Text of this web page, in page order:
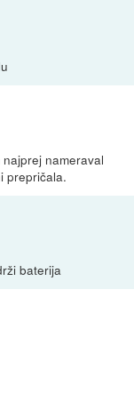
nameraval
prepričala.
baterija